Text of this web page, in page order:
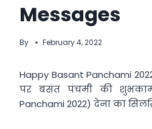
Messages
By February 4, 2022
Happy Basant Panchami
पर बसंत पंचमी की
Panchami 2022) देना का